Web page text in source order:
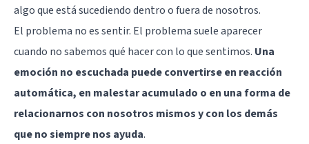
algo que está sucediendo dentro o fuera de nosotros.
El problema no es sentir. El problema suele aparecer
cuando no sabemos qué hacer con lo que sentimos. Una
emoción no escuchada puede convertirse en reacción
automática, en malestar acumulado o en una forma de
relacionarnos con nosotros mismos y con los demás
que no siempre nos ayuda.